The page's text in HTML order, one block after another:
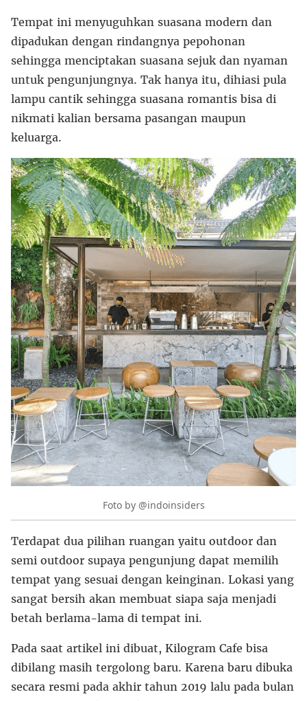
Tempat ini menyuguhkan suasana modern dan
dipadukan dengan rindangnya pepohonan
sehingga menciptakan suasana sejuk dan nyaman
untuk pengunjungnya. Tak hanya itu, dihiasi pula
lampu cantik sehingga suasana romantis bisa di
nikmati kalian bersama pasangan maupun
keluarga.
Foto by @indoinsiders
Terdapat dua pilihan ruangan yaitu outdoor dan
semi outdoor supaya pengunjung dapat memilih
tempat yang sesuai dengan keinginan. Lokasi yang
sangat bersih akan membuat siapa saja menjadi
betah berlama-lama di tempat ini.
Pada saat artikel ini dibuat, Kilogram Cafe bisa
dibilang masih tergolong baru. Karena baru dibuka
secara resmi pada akhir tahun 2019 lalu pada bulan